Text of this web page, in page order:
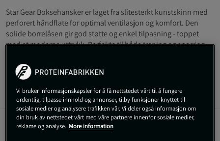
Star Gear Boksehansker er laget fra slitesterkt kunstskinn med
perforert håndflate for optimal ventilasjon og komfort. Den
solide borrelåsen gir god støtte og enkel tilpasning - toppet
med et moderne uttrykk. Perfekte til både trening og sparring.
Informasjon Anmeldelser
Beskrivelse
Vi bruker informasjonskapsler for å få nettstedet vårt til å fungere
ordentlig, tilpasse innhold og annonser, tilby funksjoner knyttet til
sosiale medier og analysere trafikken vår. Vi deler også informasjon om
din bruk av nettstedet vårt med våre partnere innenfor sosiale medier,
reklame og analyse. More information